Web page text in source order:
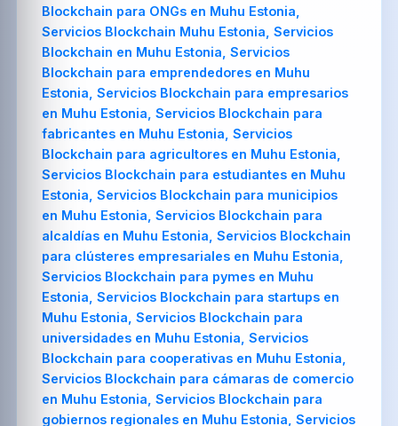
Blockchain para ONGs en Muhu Estonia,
Servicios Blockchain Muhu Estonia, Servicios
Blockchain en Muhu Estonia, Servicios
Blockchain para emprendedores en Muhu
Estonia, Servicios Blockchain para empresarios
en Muhu Estonia, Servicios Blockchain para
fabricantes en Muhu Estonia, Servicios
Blockchain para agricultores en Muhu Estonia,
Servicios Blockchain para estudiantes en Muhu
Estonia, Servicios Blockchain para municipios
en Muhu Estonia, Servicios Blockchain para
alcaldías en Muhu Estonia, Servicios Blockchain
para clústeres empresariales en Muhu Estonia,
Servicios Blockchain para pymes en Muhu
Estonia, Servicios Blockchain para startups en
Muhu Estonia, Servicios Blockchain para
universidades en Muhu Estonia, Servicios
Blockchain para cooperativas en Muhu Estonia,
Servicios Blockchain para cámaras de comercio
en Muhu Estonia, Servicios Blockchain para
gobiernos regionales en Muhu Estonia, Servicios